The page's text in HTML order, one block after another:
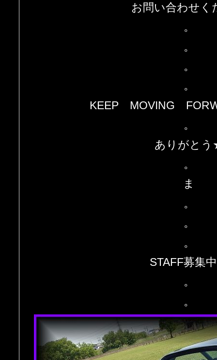
お問い合わせく
。
。
。
。
KEEP MOVING
。
ありがと
。
ま
。
。
。
STAFF募集
。
。